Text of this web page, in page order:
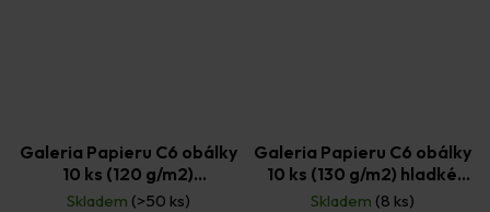
Galeria Papieru C6 obálky
10 ks (120 g/m2)
slonovinová kost
Skladem (>50 ks)
Galeria Papieru C6 obálky
10 ks (130 g/m2) hladké
levandulové
Skladem (8 ks)